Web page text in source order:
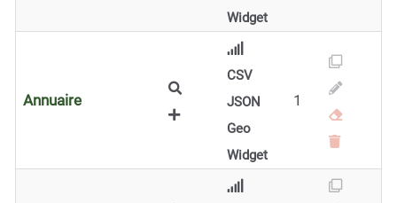
Widget
Annuaire
CSV
JSON
Geo
Widget
1